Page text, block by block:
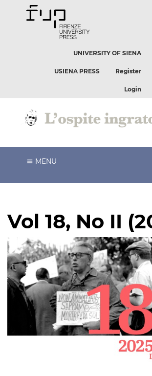
UNIVERSITY OF SIENA
USIENA PRESS Register
Login
MENU
Vol 18, No II